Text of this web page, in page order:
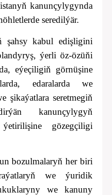
kanunçylygynda
seredilýär.
şahsy kabul edişligini
ýerli öz-özüňi
eýeçiligiň görnüşine
edaralarda we
şikaýatlara seretmegiň
kanunçylygyň
gözegçiligi
bozulmalaryň her biri
we ýuridik
we kanuny